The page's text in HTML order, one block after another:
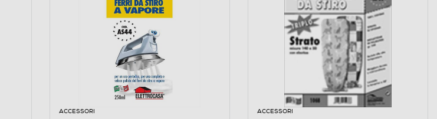
ACCESSORI ACCESSORI